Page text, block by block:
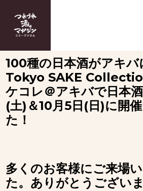
100種の日本酒がアキバ
Tokyo SAKE
ケコレ＠アキバで日本
(土)＆10月5日(日)に開
た！
多くのお客様にご来場
た。ありがとうございま